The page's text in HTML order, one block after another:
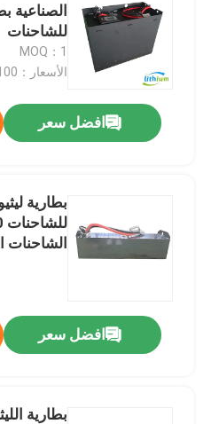
الصناعية
للشاحنات
MOQ：1
الأسعار：100-1000USD/PCS
افضل سعر
بطارية
الشاحنات
افضل سعر
بطارية